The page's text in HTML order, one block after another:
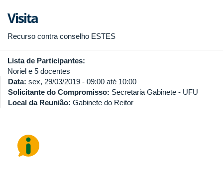
Visita
Recurso contra conselho ESTES
Lista de Participantes:
Noriel e 5 docentes
Data: sex, 29/03/2019 - 09:00 até 10:00
Solicitante do Compromisso: Secretaria Gabinete - UFU
Local da Reunião: Gabinete do Reitor